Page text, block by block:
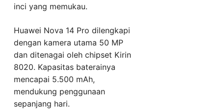
inci yang memukau.
Huawei Nova 14 Pro dilengkapi
dengan kamera utama 50 MP
dan ditenagai oleh chipset Kirin
8020. Kapasitas baterainya
mencapai 5.500 mAh,
mendukung penggunaan
sepanjang hari.